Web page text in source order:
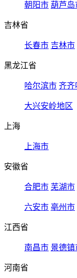
朝阳市 葫芦岛
吉林省
长春市 吉林市
黑龙江省
哈尔滨市 齐齐
大兴安岭地区
上海
上海市
安徽省
合肥市 芜湖市
六安市 亳州市
江西省
南昌市 景德镇
河南省